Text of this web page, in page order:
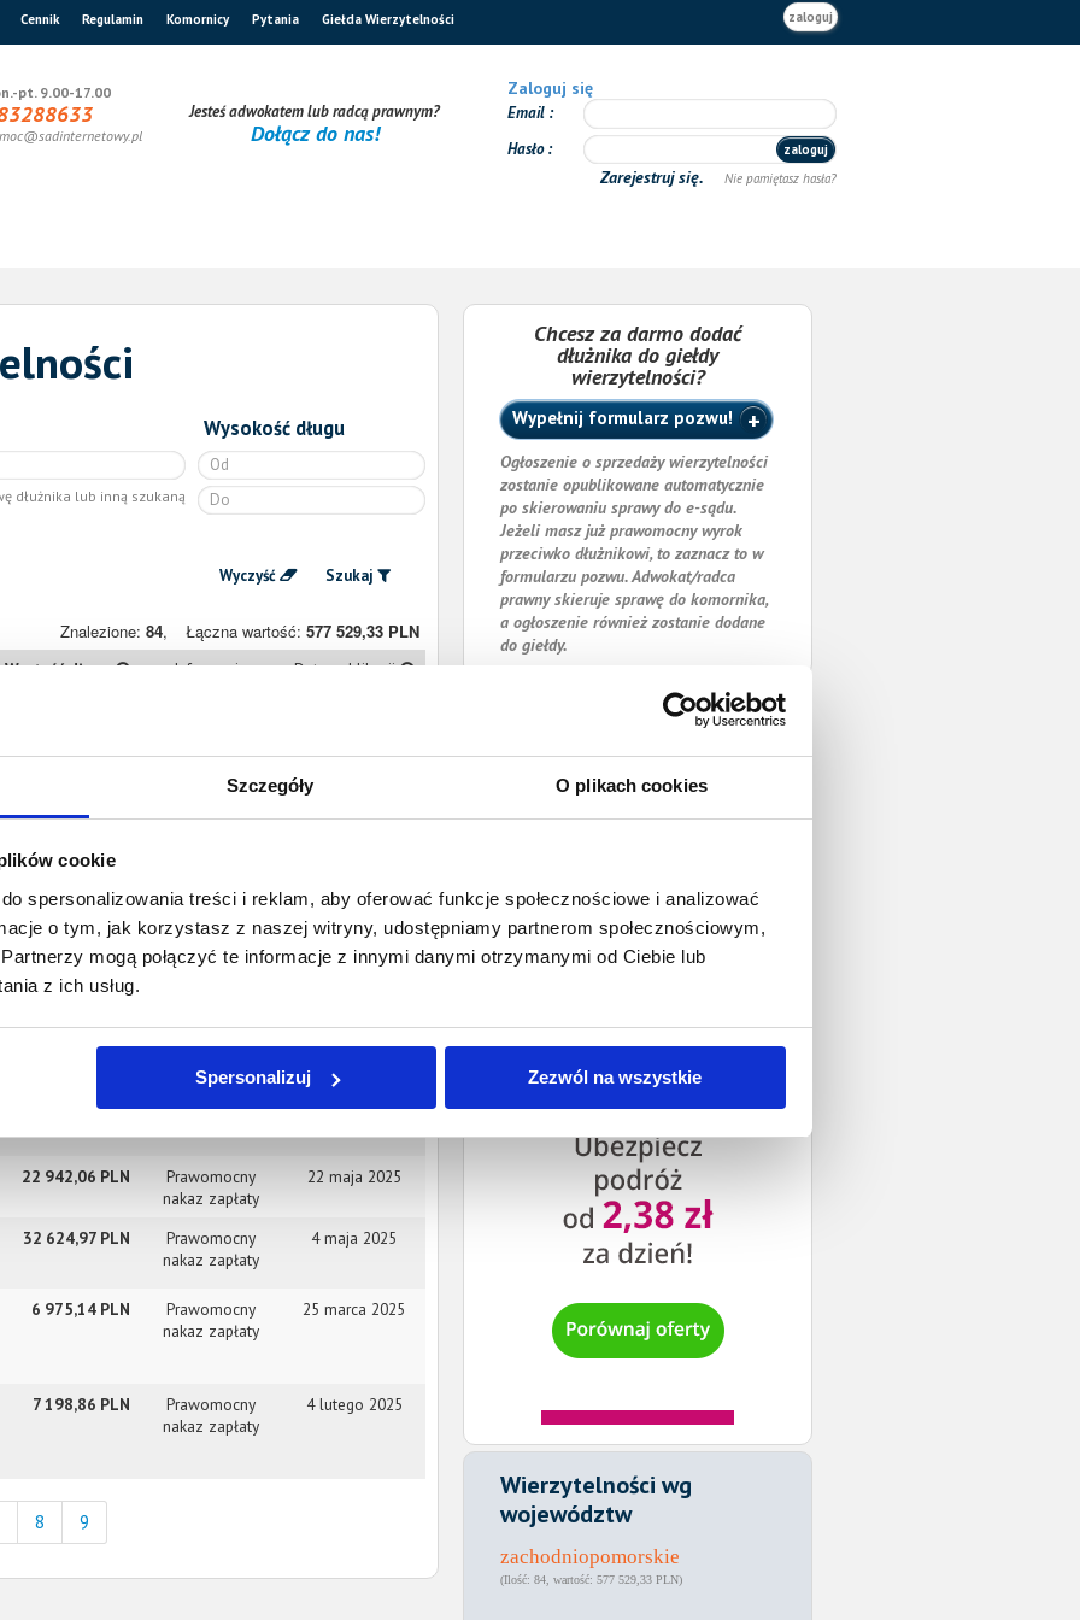
Szczegóły O plikach cookies
cookie
spersonalizowania treści i reklam, aby oferować funkcje społecznościowe i analizować
o tym, jak korzystasz z naszej witryny, udostępniamy partnerom społecznościowym,
mogą połączyć te informacje z innymi danymi otrzymanymi od Ciebie lub
z ich usług.
Spersonalizuj Zezwól na wszystkie
Cennik Regulamin Komornicy Pytania Giełda Wierzytelności zaloguj
pt. 9.00-17.00
Jesteś adwokatem lub radcą prawnym?
Dołącz do nas!
Zaloguj się
Email
Hasło
zaloguj
Zarejestruj się. Nie pamiętasz hasła?
dłużnika lub inną szukaną
Wysokość długu
Wyczyść Szukaj
Znalezione: 84, Łączna wartość: 577 529,33 PLN
Wartość długu Informacje Data publikacji
nakaz zapłaty
nakaz zapłaty
44 312,39 PLN
Prawomocny
nakaz zapłaty
16 października
2025
nakaz zapłaty
Prawomocny
23 czerwca 2025
22 942,06 PLN
Prawomocny
nakaz zapłaty
22 maja 2025
32 624,97 PLN
Prawomocny
nakaz zapłaty
4 maja 2025
6 975,14 PLN
Prawomocny
nakaz zapłaty
25 marca 2025
7 198,86 PLN
Prawomocny
nakaz zapłaty
4 lutego 2025
8 9
Chcesz za darmo dodać
dłużnika do giełdy
wierzytelności?
Wypełnij formularz pozwu!
Ogłoszenie o sprzedaży wierzytelności
zostanie opublikowane automatycznie
po skierowaniu sprawy do e-sądu.
Jeżeli masz już prawomocny wyrok
przeciwko dłużnikowi, to zaznacz to w
formularzu pozwu. Adwokat/radca
prawny skieruje sprawę do komornika,
a ogłoszenie również zostanie dodane
do giełdy.
Wierzytelności wg
województw
zachodniopomorskie
84 577 529,33 PLN